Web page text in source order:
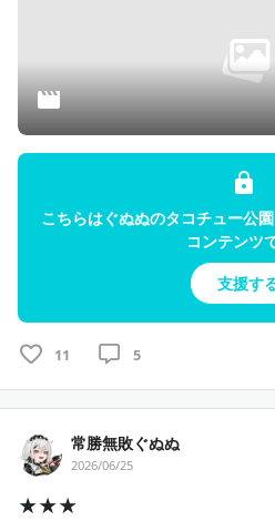
こちらはぐぬぬのタコチュー公
コンテンツ
支援す
11 5
常勝無敗ぐぬぬ
2026/06/25
★★★